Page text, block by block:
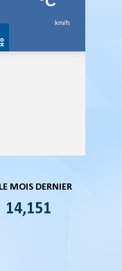
MOIS DERNIER
14,151